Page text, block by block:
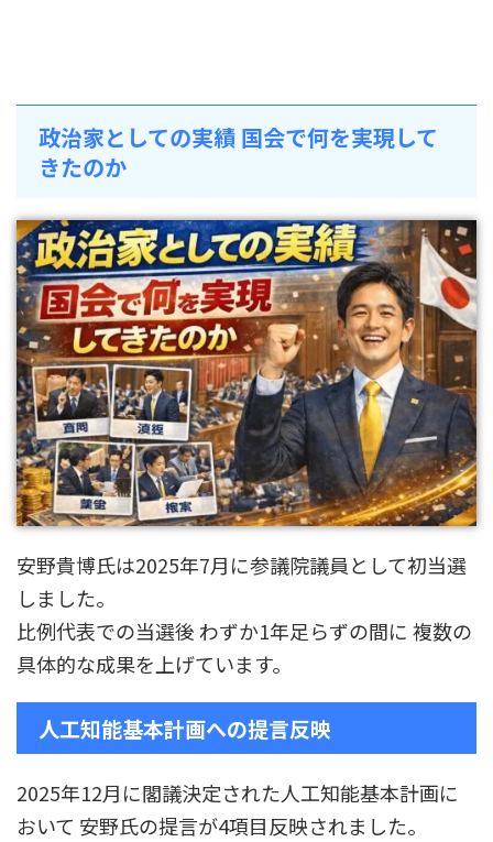
政治家としての実績 国会で何を実現して
きたのか
安野貴博氏は2025年7月に参議院議員として初当選
しました。
比例代表での当選後 わずか1年足らずの間に 複数の
具体的な成果を上げています。
人工知能基本計画への提言反映
2025年12月に閣議決定された人工知能基本計画に
おいて 安野氏の提言が4項目反映されました。